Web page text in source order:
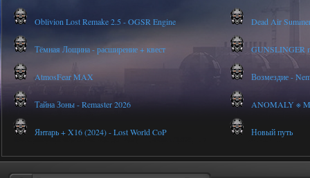
Oblivion Lost Remake 2.5 - OGSR Engine Dead Air
Тёмная Лощина - расширение + квест GUNSLINGER
AtmosFear MAX Возмездие -
Тайна Зоны - Remaster 2026 ANOMALY ※
Янтарь + X16 (2024) - Lost World CoP Новый путь